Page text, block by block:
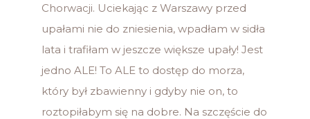
Chorwacji. Uciekając z Warszawy przed
upałami nie do zniesienia, wpadłam w sidła
lata i trafiłam w jeszcze większe upały! Jest
jedno ALE! To ALE to dostęp do morza,
który był zbawienny i gdyby nie on, to
roztopiłabym się na dobre. Na szczęście do